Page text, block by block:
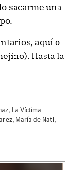
sacarme una
aquí o
Hasta la
, La Víctima
, María de Nati,